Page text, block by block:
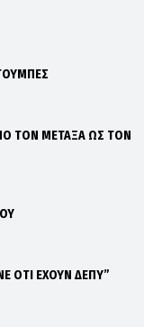
ΤΟΝ ΜΕΤΑΞΑ ΩΣ ΤΟΝ
ΟΤΙ ΕΧΟΥΝ ΔΕΠΥ”